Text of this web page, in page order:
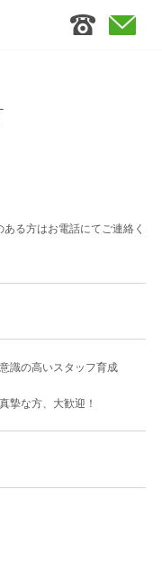
る方はお電話にてご連絡く
識の高いスタッフ育成
摯な方、大歓迎！